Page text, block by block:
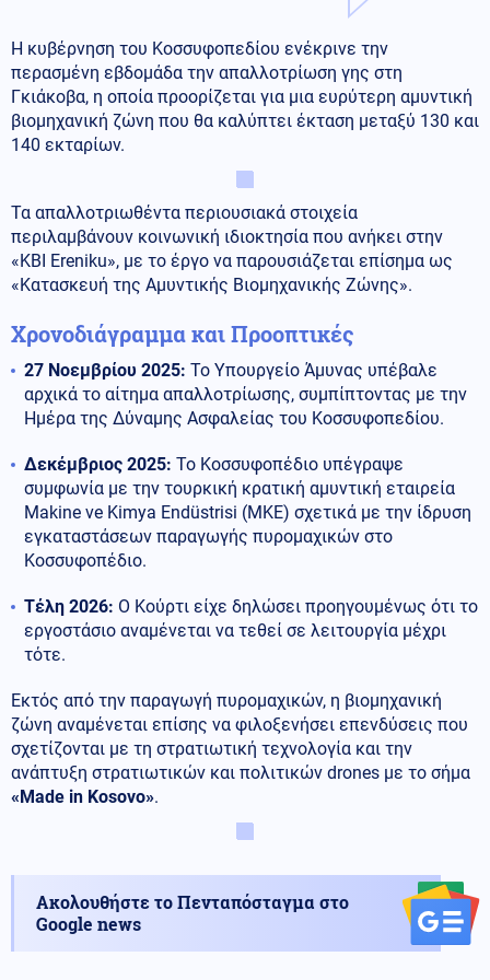
Η κυβέρνηση του Κοσσυφοπεδίου ενέκρινε την
περασμένη εβδομάδα την απαλλοτρίωση γης στη
Γκιάκοβα, η οποία προορίζεται για μια ευρύτερη αμυντική
βιομηχανική ζώνη που θα καλύπτει έκταση μεταξύ 130 και
140 εκταρίων.
Τα απαλλοτριωθέντα περιουσιακά στοιχεία
περιλαμβάνουν κοινωνική ιδιοκτησία που ανήκει στην
«KBI Ereniku», με το έργο να παρουσιάζεται επίσημα ως
«Κατασκευή της Αμυντικής Βιομηχανικής Ζώνης».
Χρονοδιάγραμμα και Προοπτικές
27 Νοεμβρίου 2025: Το Υπουργείο Άμυνας υπέβαλε
αρχικά το αίτημα απαλλοτρίωσης, συμπίπτοντας με την
Ημέρα της Δύναμης Ασφαλείας του Κοσσυφοπεδίου.
Δεκέμβριος 2025: Το Κοσσυφοπέδιο υπέγραψε
συμφωνία με την τουρκική κρατική αμυντική εταιρεία
Makine ve Kimya Endüstrisi (MKE) σχετικά με την ίδρυση
εγκαταστάσεων παραγωγής πυρομαχικών στο
Κοσσυφοπέδιο.
Τέλη 2026: Ο Κούρτι είχε δηλώσει προηγουμένως ότι το
εργοστάσιο αναμένεται να τεθεί σε λειτουργία μέχρι
τότε.
Εκτός από την παραγωγή πυρομαχικών, η βιομηχανική
ζώνη αναμένεται επίσης να φιλοξενήσει επενδύσεις που
σχετίζονται με τη στρατιωτική τεχνολογία και την
ανάπτυξη στρατιωτικών και πολιτικών drones με το σήμα
«Made in Kosovo».
Ακολουθήστε το Πενταπόσταγμα στο
Google news